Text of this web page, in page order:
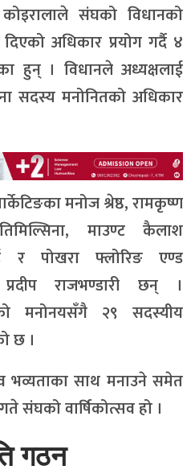
संघको विधानको
अधिकार प्रयोग गर्दै ४
हुन् । विधानले अध्यक्षलाई
सदस्य मनोनितको अधिकार
मनोज श्रेष्ठ, रामकृष्ण
माउण्ट कैलाश
र पोखरा फ्लोरिङ एण्ड
प्रदीप राजभण्डारी छन् ।
मनोनयसँगै २९ सदस्यीय
छ ।
भव्यताका साथ मनाउने समेत
संघको वार्षिकोत्सव हो ।
गठन